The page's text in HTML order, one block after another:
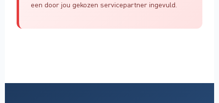
een door jou gekozen servicepartner ingevuld.